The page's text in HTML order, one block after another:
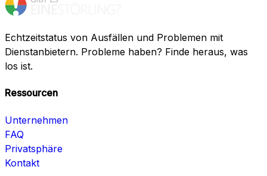
Echtzeitstatus von Ausfällen und Problemen mit
Dienstanbietern. Probleme haben? Finde heraus, was
los ist.
Ressourcen
Unternehmen
FAQ
Privatsphäre
Kontakt